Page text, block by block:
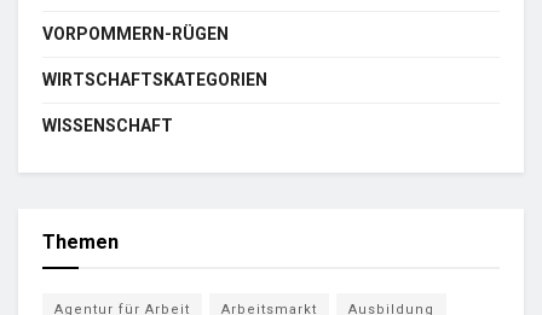
VORPOMMERN-RÜGEN
WIRTSCHAFTSKATEGORIEN
WISSENSCHAFT
Themen
Agentur für Arbeit Arbeitsmarkt Ausbildung